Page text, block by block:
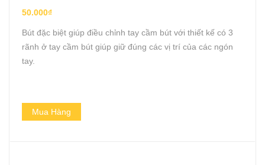
50.000₫
Bút đặc biệt giúp điều chỉnh tay cầm bút với thiết kế có 3
rãnh ở tay cầm bút giúp giữ đúng các vị trí của các ngón
tay.
Mua Hàng